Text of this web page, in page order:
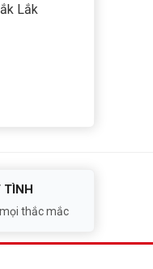
Lắk
TÌNH
thắc mắc